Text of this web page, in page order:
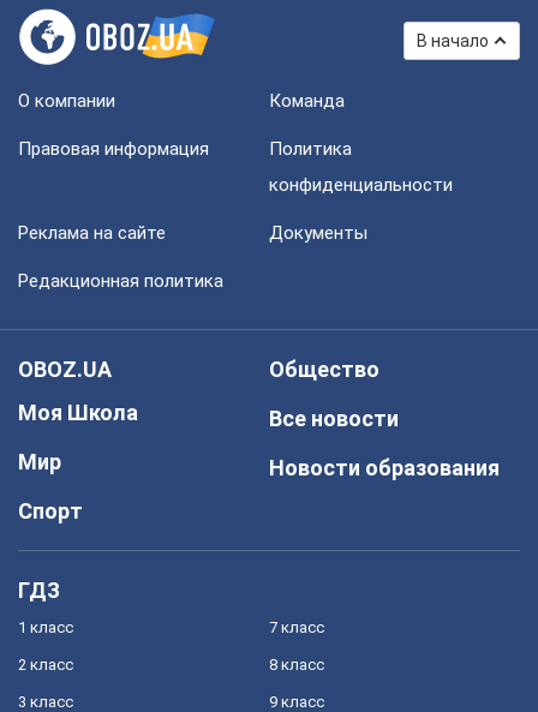
В начало
О компании Команда
Правовая информация
Политика
конфиденциальности
Реклама на сайте Документы
Редакционная политика
OBOZ.UA
Моя Школа
Мир
Спорт
Общество
Все новости
Новости образования
ГДЗ
1 класс
2 класс
3 класс
7 класс
8 класс
9 класс